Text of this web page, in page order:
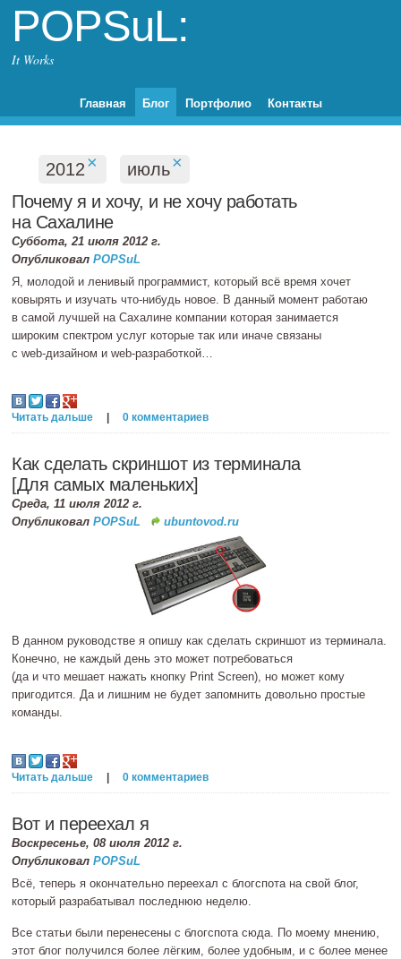
POPSuL:
It Works
Главная Блог Портфолио Контакты
2012× июль×
Почему я и хочу, и не хочу работать
на Сахалине
Суббота, 21 июля 2012 г.
ОпубликовалPOPSuL
Я, молодой и ленивый программист, который всё время хочет
ковырять и изучатьчто‐нибудь новое. В данный момент работаю
в самой лучшей на Сахалине компании которая занимается
широким спектром услуг которые так или иначе связаны
сweb‐дизайном иweb‐разработкой
Читать дальше |0 комментариев
Как сделать скриншот из терминала
[Для самых маленьких]
Среда, 11 июля 2012 г.
ОпубликовалPOPSuL ubuntovod.ru
В данном руководстве я опишу как сделать скриншот из терминала.
Конечно, не каждый день это может потребоваться
(да и что мешает нажать кнопку Print Screen), но может кому
пригодится. Да и лишним не будет запомнить довольно простые
команды.
Читать дальше |0 комментариев
Вот и переехал я
Воскресенье, 08 июля 2012 г.
ОпубликовалPOPSuL
Всё, теперь я окончательно переехал с блогспота на свой блог,
который разрабатывал последнюю неделю.
Все статьи были перенесены с блогспота сюда. По моему мнению,
этот блог получился более лёгким, более удобным, и с более менее